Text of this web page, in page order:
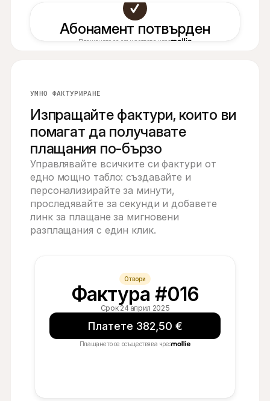
Абонамент потвърден
Плащането се осъществява чрез
УМНО ФАКТУРИРАНЕ
Изпращайте фактури, които ви
помагат да получавате
плащания по-бързо
Управлявайте всичките си фактури от
едно мощно табло: създавайте и
персонализирайте за минути,
проследявайте за секунди и добавете
линк за плащане за мигновени
разплащания с един клик.
Отвори
Фактура #016
Срок 24 април 2025
Платете 382,50 €
Плащането се осъществява чрез